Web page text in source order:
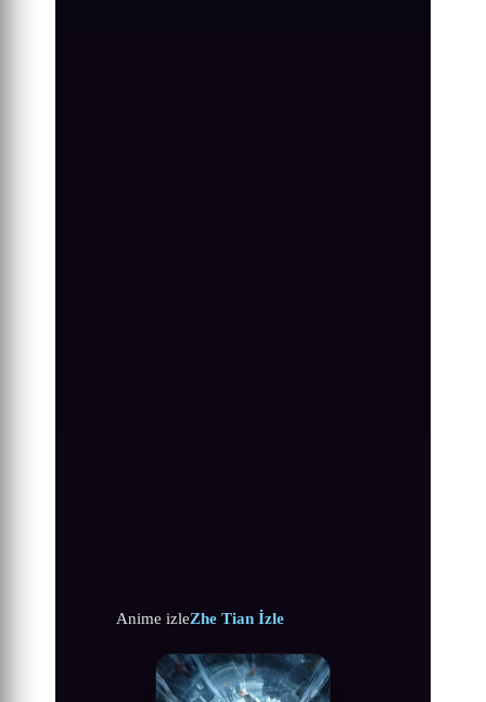
Anime izleZhe Tian İzle